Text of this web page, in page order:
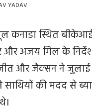
YADAV
कनाडा स्थित
और अजय गिल के
और जैक्सन ने
साथियों की मदद से